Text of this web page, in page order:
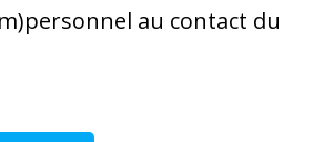
au contact du